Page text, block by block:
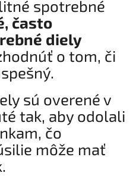
spotrebné
často
diely
o tom, či
sú overené v
tak, aby odolali
čo
môže mať